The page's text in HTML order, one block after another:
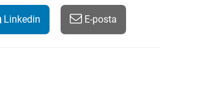
Linkedin E-posta